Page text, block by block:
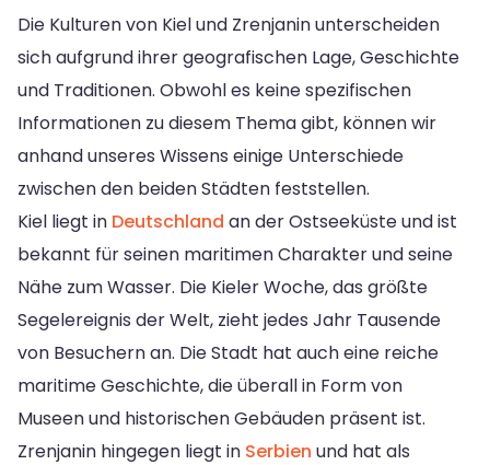
Die Kulturen von Kiel und Zrenjanin unterscheiden
sich aufgrund ihrer geografischen Lage, Geschichte
und Traditionen. Obwohl es keine spezifischen
Informationen zu diesem Thema gibt, können wir
anhand unseres Wissens einige Unterschiede
zwischen den beiden Städten feststellen.
Kiel liegt in Deutschland an der Ostseeküste und ist
bekannt für seinen maritimen Charakter und seine
Nähe zum Wasser. Die Kieler Woche, das größte
Segelereignis der Welt, zieht jedes Jahr Tausende
von Besuchern an. Die Stadt hat auch eine reiche
maritime Geschichte, die überall in Form von
Museen und historischen Gebäuden präsent ist.
Zrenjanin hingegen liegt in Serbien und hat als